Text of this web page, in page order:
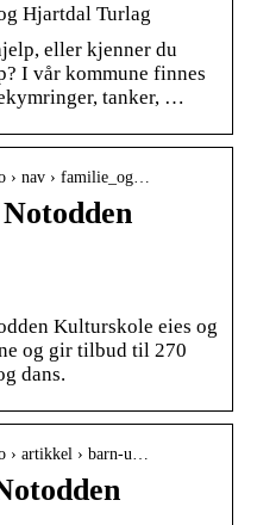
Hjartdal Turlag
eller kjenner du
I vår kommune finnes
tanker, …
› nav › familie_og…
Kulturskole eies og
og gir tilbud til 270
dans.
› artikkel › barn-u…